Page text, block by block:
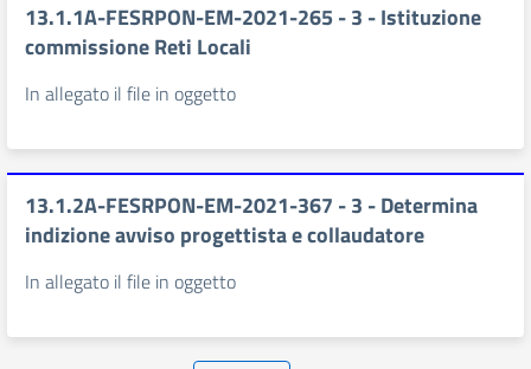
13.1.1A-FESRPON-EM-2021-265 - 3 - Istituzione
commissione Reti Locali
In allegato il file in oggetto
13.1.2A-FESRPON-EM-2021-367 - 3 - Determina
indizione avviso progettista e collaudatore
In allegato il file in oggetto